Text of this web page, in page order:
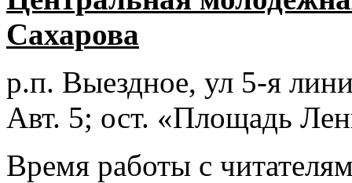
Сахарова
р.п. Выездное, ул 5-я
Авт. 5; ост. «Площадь
Время работы с